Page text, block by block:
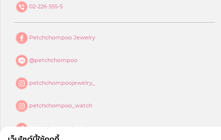
02-226-555-5
Petchchompoo Jewelry
@petchchompoo
petchchompoojewelry_
petchchompoo_watch
petchchompoojewelry